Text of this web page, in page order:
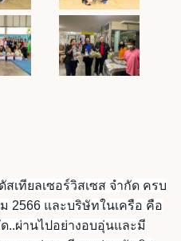
ทียลเซอร์วิสเซส จำกัด ครบ
2566 และบริษัทในเครือ คือ
..ผ่านไปอย่างอบอุ่นและมี